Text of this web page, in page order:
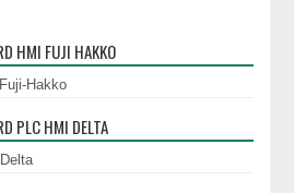
HMI FUJI HAKKO
Hakko
PLC HMI DELTA